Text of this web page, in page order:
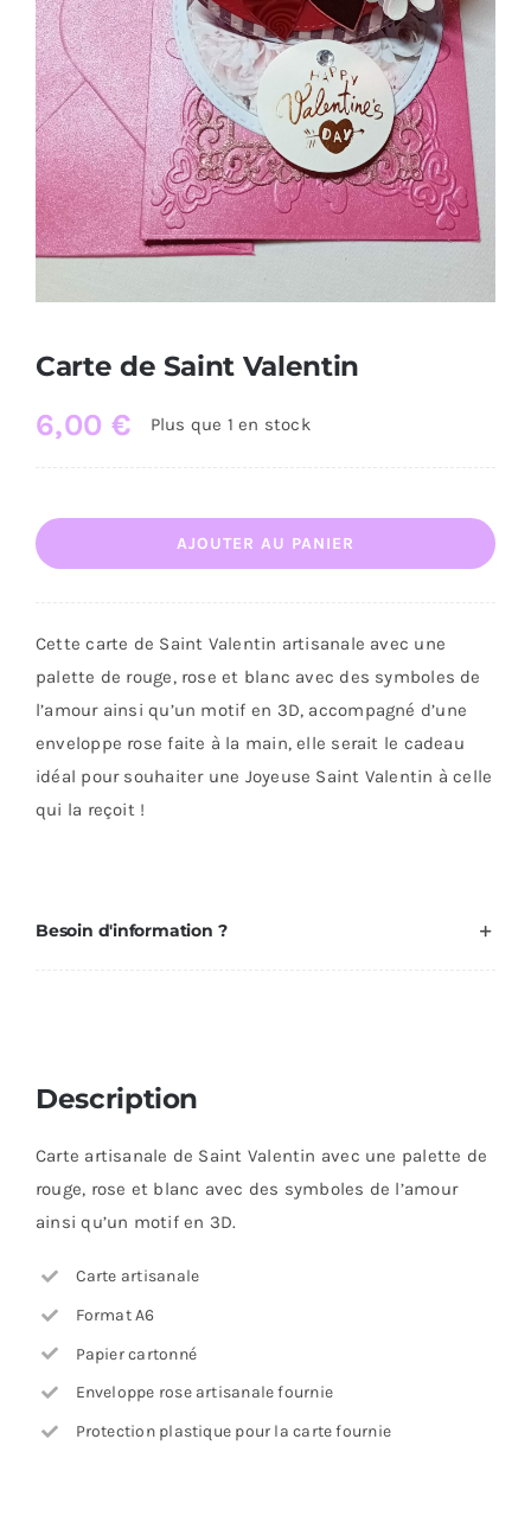
Carte de Saint Valentin
6,00 € Plus que 1 en stock
Saint
Valentin
AJOUTER AU PANIER
Cette carte de Saint Valentin artisanale avec une
palette de rouge, rose et blanc avec des symboles de
l’amour ainsi qu’un motif en 3D, accompagné d’une
enveloppe rose faite à la main, elle serait le cadeau
idéal pour souhaiter une Joyeuse Saint Valentin à celle
qui la reçoit !
Besoin d'information ?
Description
Carte artisanale de Saint Valentin avec une palette de
rouge, rose et blanc avec des symboles de l’amour
ainsi qu’un motif en 3D.
Carte artisanale
Format A6
Papier cartonné
Enveloppe rose artisanale fournie
Protection plastique pour la carte fournie